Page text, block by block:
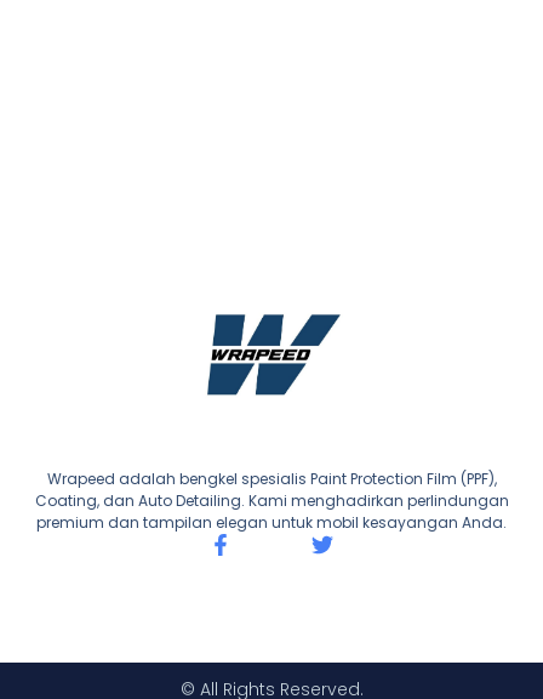
Wrapeed adalah bengkel spesialis Paint Protection Film (PPF),
Coating, dan Auto Detailing. Kami menghadirkan perlindungan
premium dan tampilan elegan untuk mobil kesayangan Anda.
F
a
T
© All Rights Reserved.